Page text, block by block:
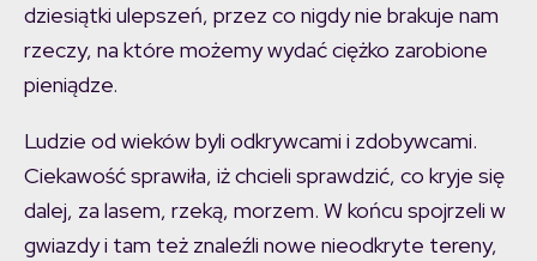
dziesiątki ulepszeń, przez co nigdy nie brakuje nam
rzeczy, na które możemy wydać ciężko zarobione
pieniądze.
Ludzie od wieków byli odkrywcami i zdobywcami.
Ciekawość sprawiła, iż chcieli sprawdzić, co kryje się
dalej, za lasem, rzeką, morzem. W końcu spojrzeli w
gwiazdy i tam też znaleźli nowe nieodkryte tereny,